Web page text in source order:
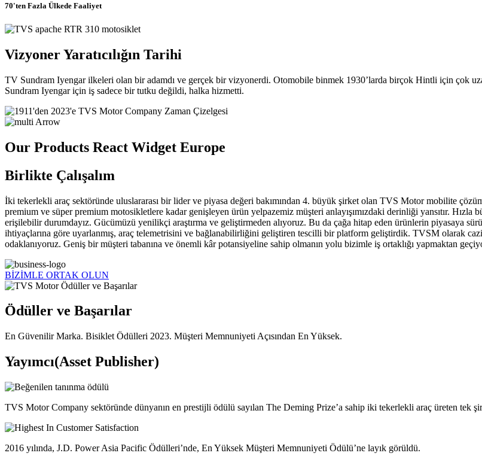
70'ten Fazla Ülkede Faaliyet
Vizyoner Yaratıcılığın Tarihi
TV Sundram Iyengar ilkeleri olan bir adamdı ve gerçek bir vizyonerdi. Otomobile binmek 1930’larda birçok Hintli için çok
Sundram Iyengar için iş sadece bir tutku değildi, halka hizmetti.
Our Products React Widget Europe
Birlikte Çalışalım
İki tekerlekli araç sektöründe uluslararası bir lider ve piyasa değeri bakımından 4. büyük şirket olan TVS Motor mobilite
premium ve süper premium motosikletlere kadar genişleyen ürün yelpazemiz müşteri anlayışımızdaki derinliği yansıtır.
erişilebilir durumdayız. Gücümüzü yenilikçi araştırma ve geliştirmeden alıyoruz. Bu da çağa hitap eden ürünlerin piyasaya
ihtiyaçlarına göre uyarlanmış, araç telemetrisini ve bağlanabilirliğini geliştiren tescilli bir platform geliştirdik. TVSM olarak
odaklanıyoruz. Geniş bir müşteri tabanına ve önemli kâr potansiyeline sahip olmanın yolu bizimle iş ortaklığı yapmaktan
BİZİMLE ORTAK OLUN
Ödüller ve Başarılar
En Güvenilir Marka. Bisiklet Ödülleri 2023. Müşteri Memnuniyeti Açısından En Yüksek.
Yayımcı(Asset Publisher)
TVS Motor Company sektöründe dünyanın en prestijli ödülü sayılan The Deming Prize’a sahip iki tekerlekli araç üreten tek
2016 yılında, J.D. Power Asia Pacific Ödülleri’nde, En Yüksek Müşteri Memnuniyeti Ödülü’ne layık görüldü.